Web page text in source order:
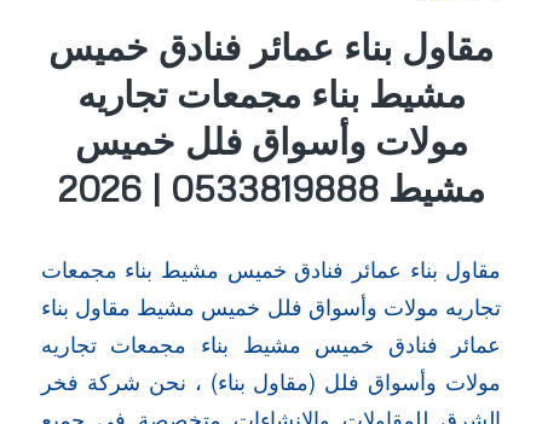
مقاول بناء عمائر فنادق خميس
مشيط بناء مجمعات تجاريه
مولات وأسواق فلل خميس
مشيط 0533819888 | 2026
مقاول بناء عمائر فنادق خميس مشيط بناء مجمعات
تجاريه مولات وأسواق فلل خميس مشيط مقاول بناء
عمائر فنادق خميس مشيط بناء مجمعات تجاريه
مولات وأسواق فلل (مقاول بناء) ، نحن شركة فخر
الشرق للمقاولات والانشاءات متخصصة في جميع